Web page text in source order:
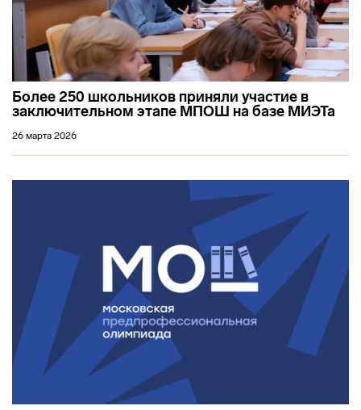
Более 250 школьников приняли участие в
заключительном этапе МПОШ на базе МИЭТа
26 марта 2026